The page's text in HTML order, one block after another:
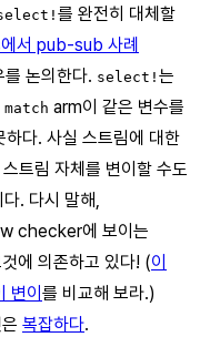
를 완전히 대체할
서 pub-sub 사례
논의한다. select! 는
match arm이 같은 변수를
다. 사실 스트림에 대한
트림 자체를 변이할 수도
. 다시 말해,
checker에 보이는
에 의존하고 있다! (이
변이 를 비교해 보라.)
복잡하다.